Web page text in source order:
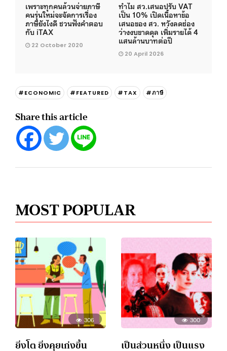
เพราะทุกคนล้วนจ่ายภาษี
คนรุ่นใหม่จะจัดการเรื่อง
ภาษียังไงดี ชวนฟังคำตอบ
กับ iTAX
22 October 2020
ทำไม สว.เสนอปรับ VAT
เป็น 10% เปิดเนื้อหาข้อ
เสนอของ สว. หวังลดช่อง
ว่างงบขาดดุล เพิ่มรายได้ 4
แสนล้านบาทต่อปี
20 April 2026
#ECONOMIC #FEATURED #TAX #ภาษี
Share this article
MOST POPULAR
306
ยิ่งโต ยิ่งคุยเก่งขึ้น
300
เป็นส่วนหนึ่ง เป็นแรง